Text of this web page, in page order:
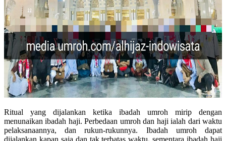
Ritual yang dijalankan ketika ibadah umroh mirip dengan
menunaikan ibadah haji. Perbedaan umroh dan haji ialah dari waktu
pelaksanaannya, dan rukun-rukunnya. Ibadah umroh dapat
dijalankan kapan saja dan tak terbatas waktu, sementara ibadah haji